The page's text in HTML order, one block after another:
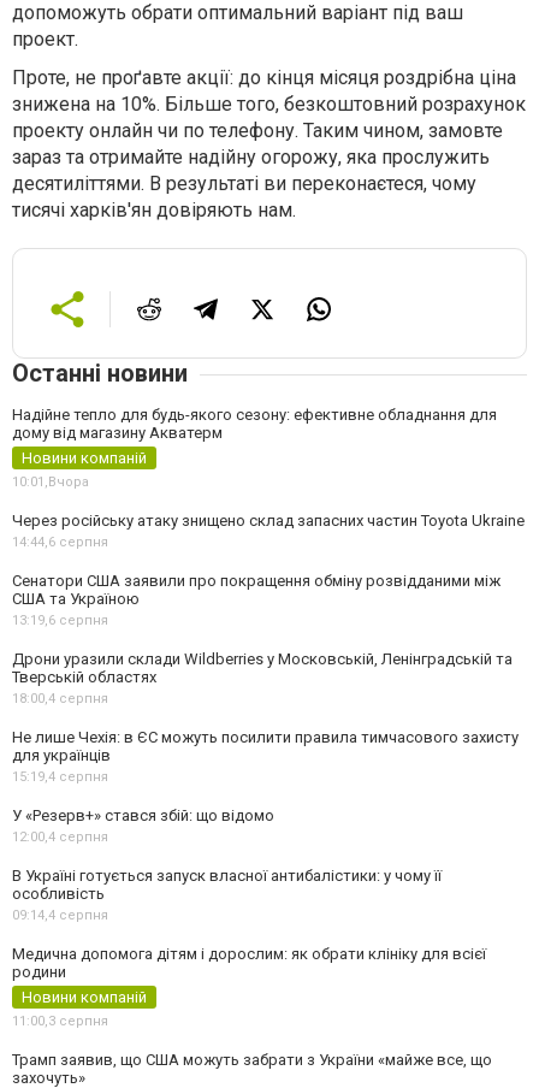
допоможуть обрати оптимальний варіант під ваш
проект.
Проте, не проґавте акції: до кінця місяця роздрібна ціна
знижена на 10%. Більше того, безкоштовний розрахунок
проекту онлайн чи по телефону. Таким чином, замовте
зараз та отримайте надійну огорожу, яка прослужить
десятиліттями. В результаті ви переконаєтеся, чому
тисячі харків'ян довіряють нам.
Останні новини
Надійне тепло для будь-якого сезону: ефективне обладнання для
дому від магазину Акватерм
Новини компаній
10:01,Вчора
Через російську атаку знищено склад запасних частин Toyota Ukraine
14:44,6 серпня
Сенатори США заявили про покращення обміну розвідданими між
США та Україною
13:19,6 серпня
Дрони уразили склади Wildberries у Московській, Ленінградській та
Тверській областях
18:00,4 серпня
Не лише Чехія: в ЄС можуть посилити правила тимчасового захисту
для українців
15:19,4 серпня
У «Резерв+» стався збій: що відомо
12:00,4 серпня
В Україні готується запуск власної антибалістики: у чому її
особливість
09:14,4 серпня
Медична допомога дітям і дорослим: як обрати клініку для всієї
родини
Новини компаній
11:00,3 серпня
Трамп заявив, що США можуть забрати з України «майже все, що
захочуть»